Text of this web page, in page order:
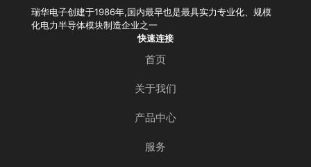
瑞华电子创建于1986年,国内最早也是最具实力专业化、规模
化电力半导体模块制造企业之一
快速连接
首页
关于我们
产品中心
服务